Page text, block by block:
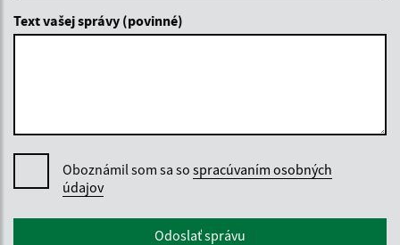
Text vašej správy (povinné)
Oboznámil som sa so spracúvaním osobných
údajov
Google reCaptcha ResponseOdoslať správu